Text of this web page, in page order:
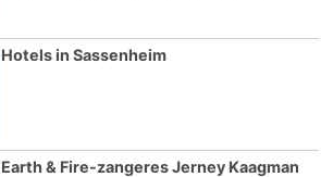
Hotels in Sassenheim
Earth & Fire-zangeres Jerney Kaagman